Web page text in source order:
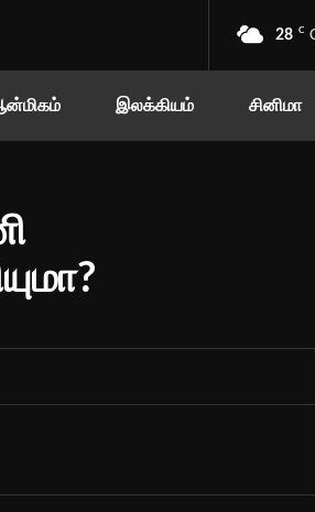
28 C
இலக்கியம் சினிமா